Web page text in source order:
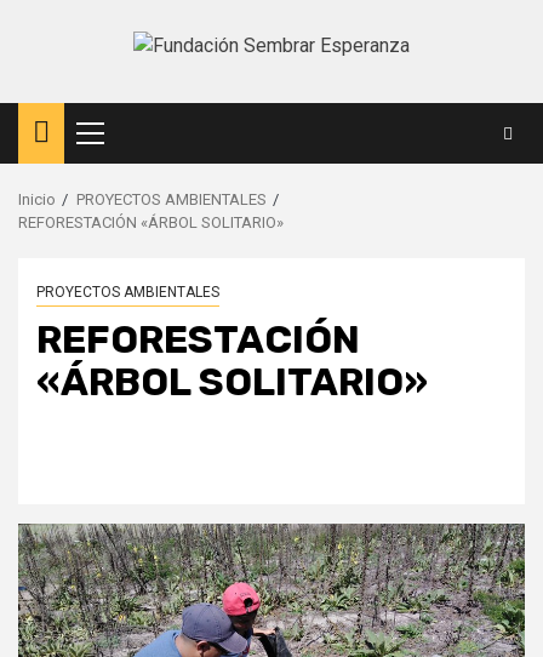
Menú
principal
Inicio
PROYECTOS AMBIENTALES
REFORESTACIÓN «ÁRBOL SOLITARIO»
PROYECTOS AMBIENTALES
REFORESTACIÓN
«ÁRBOL SOLITARIO»